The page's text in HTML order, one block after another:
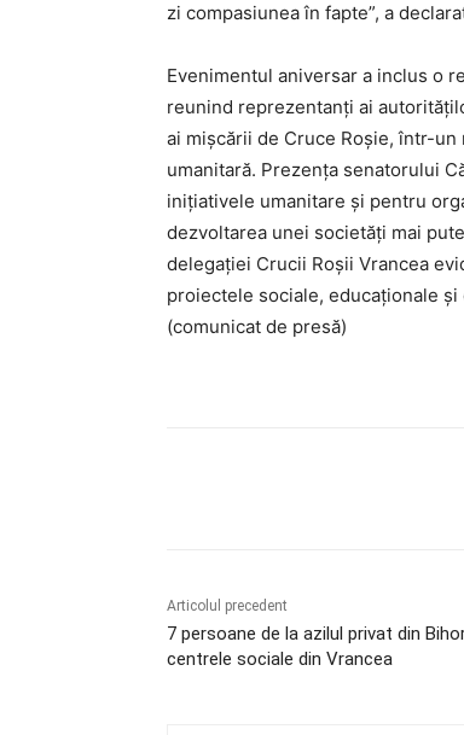
zi compasiunea în fapte”, a
Evenimentul aniversar a inclus o
reunind reprezentanți ai
ai mișcării de Cruce Roșie, într-
umanitară. Prezența senatorului
inițiativele umanitare și pentru
dezvoltarea unei societăți mai
delegației Crucii Roșii Vrancea
proiectele sociale, educaționale
(comunicat de presă)
Articolul precedent
7 persoane de la azilul privat din
centrele sociale din Vrancea